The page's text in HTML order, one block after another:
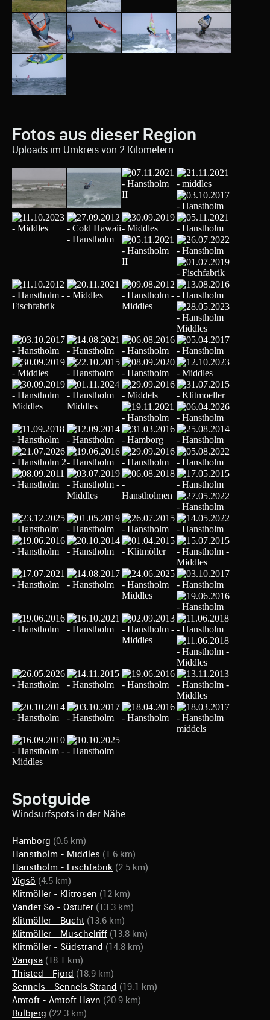
Fotos aus dieser Region
Uploads im Umkreis von 2 Kilometern
Spotguide
Windsurfspots in der Nähe
Hamborg (0.6 km)
Hanstholm - Middles (1.6 km)
Hanstholm - Fischfabrik (2.5 km)
Vigsö (4.5 km)
Klitmöller - Klitrosen (12 km)
Vandet Sö - Ostufer (13.3 km)
Klitmöller - Bucht (13.6 km)
Klitmöller - Muschelriff (13.8 km)
Klitmöller - Südstrand (14.8 km)
Vangsa (18.1 km)
Thisted - Fjord (18.9 km)
Sennels - Sennels Strand (19.1 km)
Amtoft - Amtoft Havn (20.9 km)
Bulbjerg (22.3 km)